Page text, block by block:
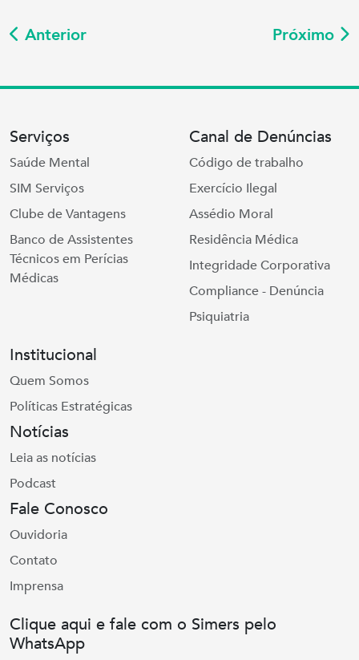
Anterior Próximo
Serviços
Saúde Mental
SIM Serviços
Clube de Vantagens
Banco de Assistentes
Técnicos em Perícias
Médicas
Canal de Denúncias
Código de trabalho
Exercício Ilegal
Assédio Moral
Residência Médica
Integridade Corporativa
Compliance - Denúncia
Psiquiatria
Institucional
Quem Somos
Políticas Estratégicas
Notícias
Leia as notícias
Podcast
Fale Conosco
Ouvidoria
Contato
Imprensa
Clique aqui e fale com o Simers pelo
WhatsApp